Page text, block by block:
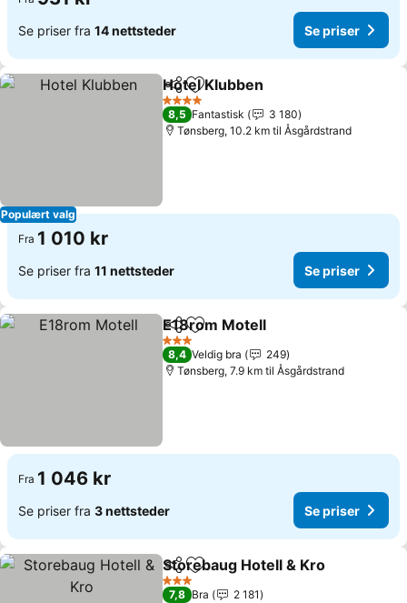
Se priser fra 14 nettsteder Se priser
Populært valg
Del Legg til i favoritter
Hotel Klubben
4 Stjerner
8,5 Fantastisk
3 180
Tønsberg, 10.2 km til Åsgårdstrand
Fra 1 010 kr
Se priser fra 11 nettsteder Se priser
Del Legg til i favoritter
E18rom Motell
3 Stjerner
8,4 Veldig bra
249
Tønsberg, 7.9 km til Åsgårdstrand
Fra 1 046 kr
Se priser fra 3 nettsteder Se priser
Del Legg til i favoritter
Storebaug Hotell & Kro
3 Stjerner
7,8 Bra
2 181